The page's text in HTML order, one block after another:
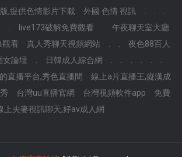
,提供色情影片下載 外國 色情 視訊
live173破解免費觀看
午夜聊天室大廳
觀看 真人秀聊天視頻網站
夜色88百人
女論壇 日韓成人綜合網
直播平台,秀色直播間
線上a片直播王,癡漢成
台灣uu直播官網 台灣視頻軟件app
免費
上夫妻視訊聊天,好av成人網